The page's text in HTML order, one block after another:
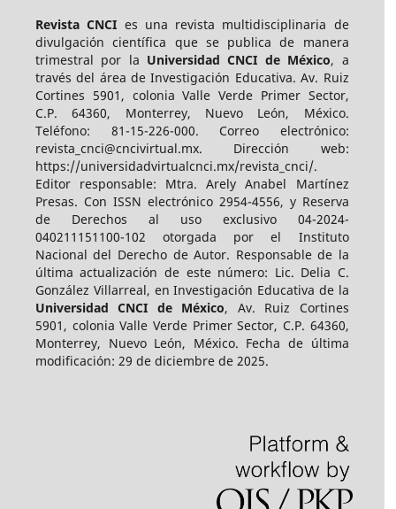
Revista CNCI es una revista multidisciplinaria de
divulgación científica que se publica de manera
trimestral por la Universidad CNCI de México, a
través del área de Investigación Educativa. Av. Ruiz
Cortines 5901, colonia Valle Verde Primer Sector,
C.P. 64360, Monterrey, Nuevo León, México.
Teléfono: 81-15-226-000. Correo electrónico:
revista_cnci@cncivirtual.mx. Dirección web:
https://universidadvirtualcnci.mx/revista_cnci/.
Editor responsable: Mtra. Arely Anabel Martínez
Presas. Con ISSN electrónico 2954-4556, y Reserva
de Derechos al uso exclusivo 04-2024-
040211151100-102 otorgada por el Instituto
Nacional del Derecho de Autor. Responsable de la
última actualización de este número: Lic. Delia C.
González Villarreal, en Investigación Educativa de la
Universidad CNCI de México, Av. Ruiz Cortines
5901, colonia Valle Verde Primer Sector, C.P. 64360,
Monterrey, Nuevo León, México. Fecha de última
modificación: 29 de diciembre de 2025.